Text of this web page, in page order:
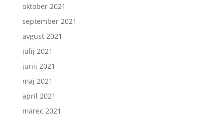
oktober 2021
september 2021
avgust 2021
julij 2021
junij 2021
maj 2021
april 2021
marec 2021